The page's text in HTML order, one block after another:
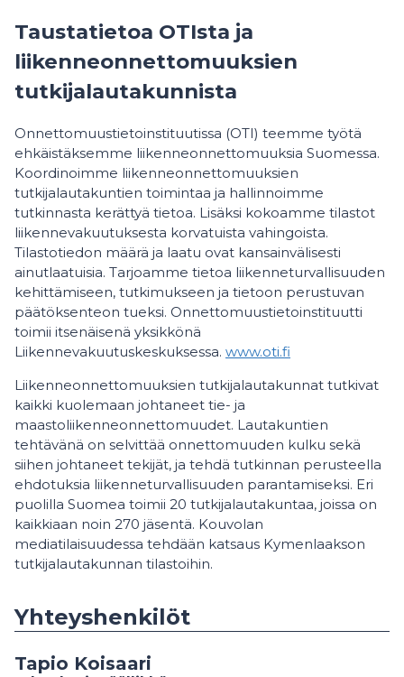
Taustatietoa OTIsta ja
liikenneonnettomuuksien
tutkijalautakunnista
Onnettomuustietoinstituutissa (OTI) teemme työtä
ehkäistäksemme liikenneonnettomuuksia Suomessa.
Koordinoimme liikenneonnettomuuksien
tutkijalautakuntien toimintaa ja hallinnoimme
tutkinnasta kerättyä tietoa. Lisäksi kokoamme tilastot
liikennevakuutuksesta korvatuista vahingoista.
Tilastotiedon määrä ja laatu ovat kansainvälisesti
ainutlaatuisia. Tarjoamme tietoa liikenneturvallisuuden
kehittämiseen, tutkimukseen ja tietoon perustuvan
päätöksenteon tueksi. Onnettomuustietoinstituutti
toimii itsenäisenä yksikkönä
Liikennevakuutuskeskuksessa. www.oti.fi
Liikenneonnettomuuksien tutkijalautakunnat tutkivat
kaikki kuolemaan johtaneet tie- ja
maastoliikenneonnettomuudet. Lautakuntien
tehtävänä on selvittää onnettomuuden kulku sekä
siihen johtaneet tekijät, ja tehdä tutkinnan perusteella
ehdotuksia liikenneturvallisuuden parantamiseksi. Eri
puolilla Suomea toimii 20 tutkijalautakuntaa, joissa on
kaikkiaan noin 270 jäsentä. Kouvolan
mediatilaisuudessa tehdään katsaus Kymenlaakson
tutkijalautakunnan tilastoihin.
Yhteyshenkilöt
Tapio Koisaari